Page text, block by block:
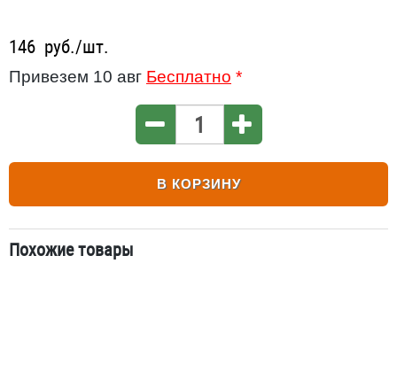
146 руб./шт.
Привезем 10 авг Бесплатно *
В КОРЗИНУ
Похожие товары